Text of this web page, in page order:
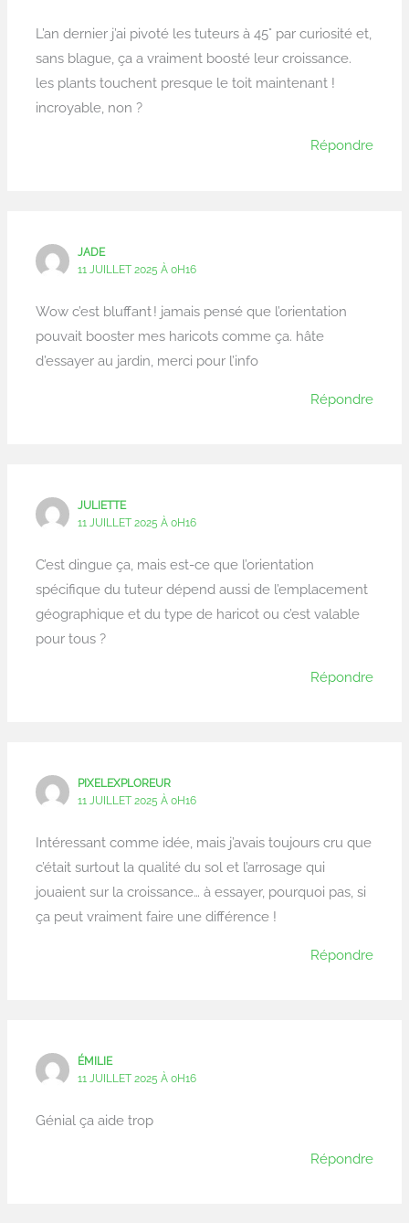
L’an dernier j’ai pivoté les tuteurs à 45° par curiosité et,
sans blague, ça a vraiment boosté leur croissance.
les plants touchent presque le toit maintenant !
incroyable, non ?
Répondre
JADE
11 JUILLET 2025 À 0H16
Wow c’est bluffant ! jamais pensé que l’orientation
pouvait booster mes haricots comme ça. hâte
d’essayer au jardin, merci pour l’info
Répondre
JULIETTE
11 JUILLET 2025 À 0H16
C’est dingue ça, mais est-ce que l’orientation
spécifique du tuteur dépend aussi de l’emplacement
géographique et du type de haricot ou c’est valable
pour tous ?
Répondre
PIXELEXPLOREUR
11 JUILLET 2025 À 0H16
Intéressant comme idée, mais j’avais toujours cru que
c’était surtout la qualité du sol et l’arrosage qui
jouaient sur la croissance… à essayer, pourquoi pas, si
ça peut vraiment faire une différence !
Répondre
ÉMILIE
11 JUILLET 2025 À 0H16
Génial ça aide trop
Répondre